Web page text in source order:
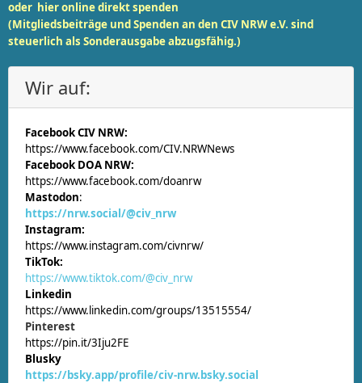
oder hier onlinedirekt spenden
(Mitgliedsbeiträge und Spenden an den CIV NRW e.V. sind
steuerlich als Sonderausgabe abzugsfähig.)
Wir auf:
Facebook CIV NRW:
https://www.facebook.com/CIV.NRWNews
Facebook DOA NRW:
https://www.facebook.com/doanrw
Mastodon:
https://nrw.social/@civ_nrw
Instagram:
https://www.instagram.com/civnrw/
TikTok:
https://www.tiktok.com/@civ_nrw
Linkedin
https://www.linkedin.com/groups/13515554/
Pinterest
https://pin.it/3Iju2FE
Blusky
https://bsky.app/profile/civ-nrw.bsky.social